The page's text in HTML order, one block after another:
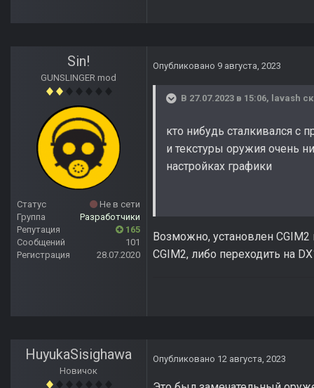
Sin!
GUNSLINGER mod
Статус
Не в сети
Группа
Разработчики
Репутация
165
Сообщений
101
Регистрация
28.07.2020
Опубликовано 9 августа, 2023
В 27.07.2023 в 15:06, lavash
кто нибудь сталкивался с
и текстуры оружия очень
настройках графики
Возможно, установлен CGIM2
CGIM2, либо переходить на
HuyukaSisighawa
Новичок
Опубликовано 12 августа, 2023